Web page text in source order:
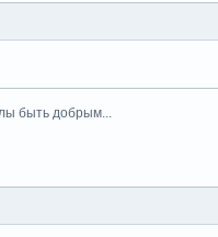
быть добрым...